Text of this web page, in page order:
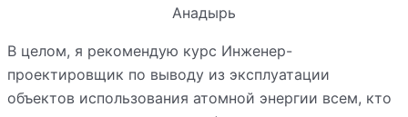
Анадырь
В целом, я рекомендую курс Инженер-
проектировщик по выводу из эксплуатации
объектов использования атомной энергии всем, кто